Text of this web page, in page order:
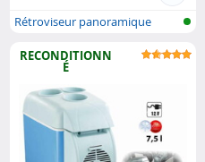
Rétroviseur panoramique
RECONDITIONN
É